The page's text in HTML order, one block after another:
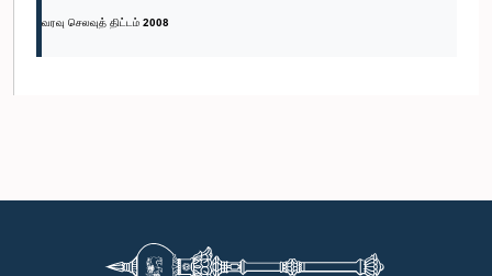
வரவு செலவுத் திட்டம் 2008